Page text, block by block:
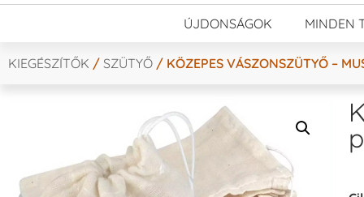
ÚJDONSÁGOK MINDEN
KIEGÉSZÍTŐK / SZÜTYŐ / KÖZEPES VÁSZONSZÜTYŐ –